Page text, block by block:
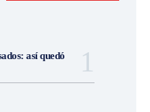
así quedó